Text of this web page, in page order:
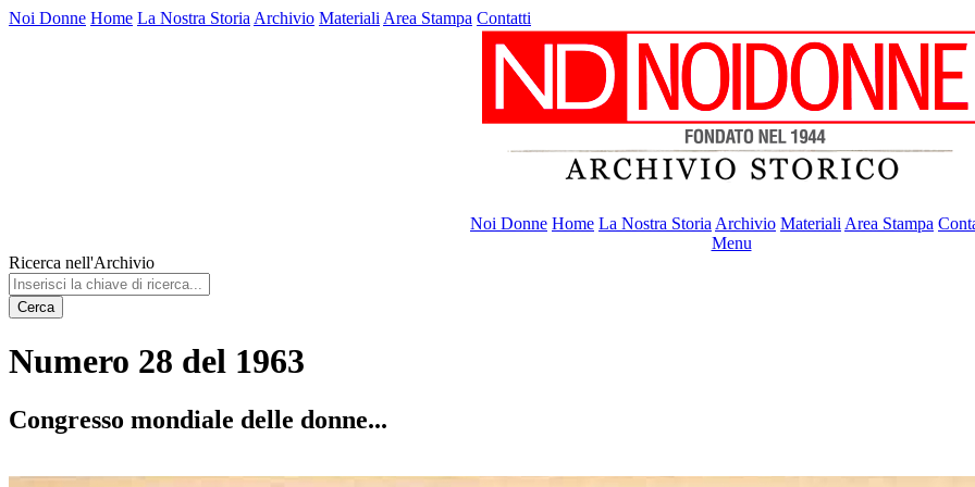
Noi Donne Home La Nostra Storia Archivio Materiali Area Stampa Contatti
Noi Donne Home La Nostra Storia Archivio Materiali Area Stampa
Menu
Ricerca nell'Archivio
Cerca
Numero 28 del 1963
Congresso mondiale delle donne...